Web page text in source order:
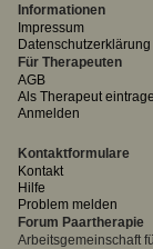
Informationen
Impressum
Datenschutzerklärung
Für Therapeuten
AGB
Als Therapeut
Anmelden
Kontaktformulare
Kontakt
Hilfe
Problem melden
Forum Paartherapie
Arbeitsgemeinschaft